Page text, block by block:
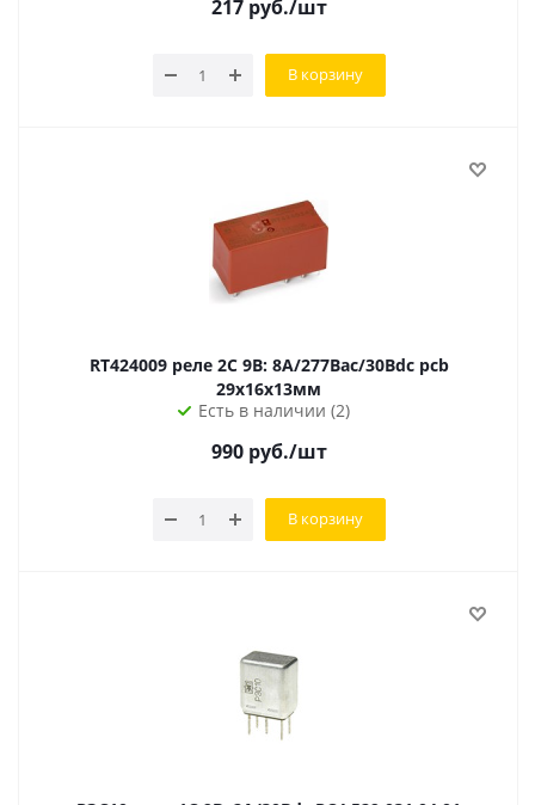
217руб./шт
В корзину
RT424009 реле 2С 9В: 8А/277Вac/30Вdc pcb
29х16х13мм
Есть в наличии (2)
990руб./шт
В корзину